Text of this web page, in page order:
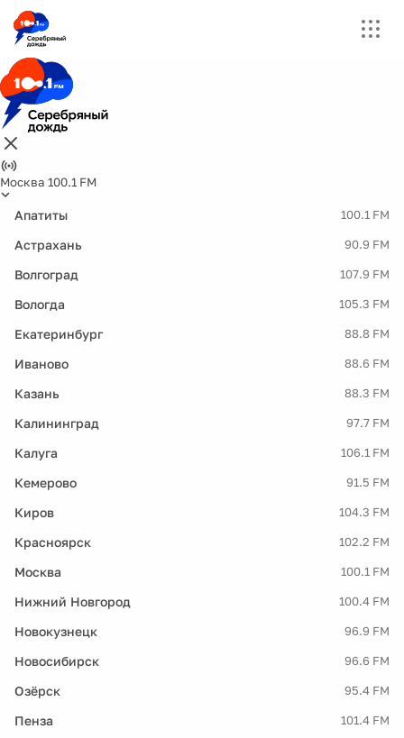
Москва 100.1 FM
Апатиты 100.1 FM
Астрахань 90.9 FM
Волгоград 107.9 FM
Вологда 105.3 FM
Екатеринбург 88.8 FM
Иваново 88.6 FM
Казань 88.3 FM
Калининград 97.7 FM
Калуга 106.1 FM
Кемерово 91.5 FM
Киров 104.3 FM
Красноярск 102.2 FM
Москва 100.1 FM
Нижний Новгород 100.4 FM
Новокузнецк 96.9 FM
Новосибирск 96.6 FM
Озёрск 95.4 FM
Пенза 101.4 FM